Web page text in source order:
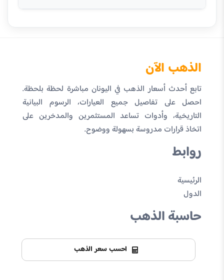
الذهب الآن
تابع أحدث أسعار الذهب في اليونان مباشرة لحظة بلحظة.
احصل على تفاصيل جميع العيارات، الرسوم البيانية
التاريخية، وأدوات تساعد المستثمرين والمدخرين على
اتخاذ قرارات مدروسة بسهولة ووضوح.
روابط
الرئيسية
الدول
حاسبة الذهب
احسب سعر الذهب